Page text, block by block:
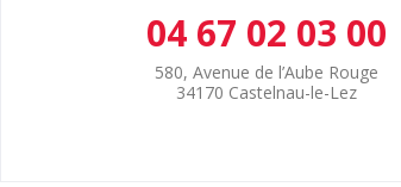
04 67 02 03 00
580, Avenue de l’Aube Rouge
34170 Castelnau-le-Lez